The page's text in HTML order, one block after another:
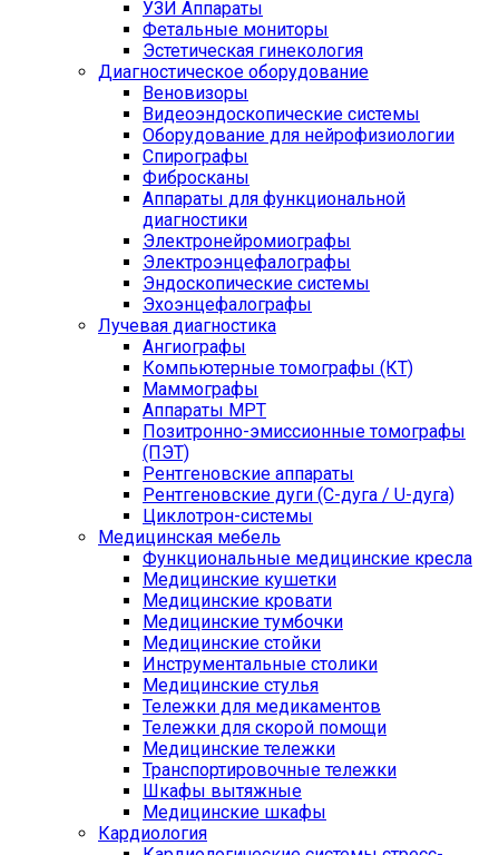
УЗИ Аппараты
Фетальные мониторы
Эстетическая гинекология
Диагностическое оборудование
Веновизоры
Видеоэндоскопические системы
Оборудование для нейрофизиологии
Спирографы
Фибросканы
Аппараты для функциональной
диагностики
Электронейромиографы
Электроэнцефалографы
Эндоскопические системы
Эхоэнцефалографы
Лучевая диагностика
Ангиографы
Компьютерные томографы (КТ)
Маммографы
Аппараты МРТ
Позитронно-эмиссионные томографы
(ПЭТ)
Рентгеновские аппараты
Рентгеновские дуги (С-дуга / U-дуга)
Циклотрон-системы
Медицинская мебель
Функциональные медицинские кресла
Медицинские кушетки
Медицинские кровати
Медицинские тумбочки
Медицинские стойки
Инструментальные столики
Медицинские стулья
Тележки для медикаментов
Тележки для скорой помощи
Медицинские тележки
Транспортировочные тележки
Шкафы вытяжные
Медицинские шкафы
Кардиология